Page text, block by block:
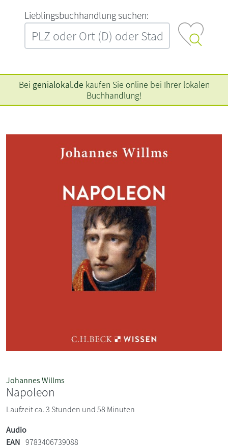
L‍i‍e‍b‍l‍i‍n‍g‍s‍b‍u‍c‍h‍h‍a‍n‍d‍l‍u‍n‍g‍ ‍s‍u‍c‍h‍e‍n‍:‍
Bei genialokal.de kaufen Sie online bei Ihrer lokalen
Buchhandlung!
Johannes Willms
Napoleon
Laufzeit ca. 3 Stunden und 58 Minuten
Audio
EAN 9783406739088